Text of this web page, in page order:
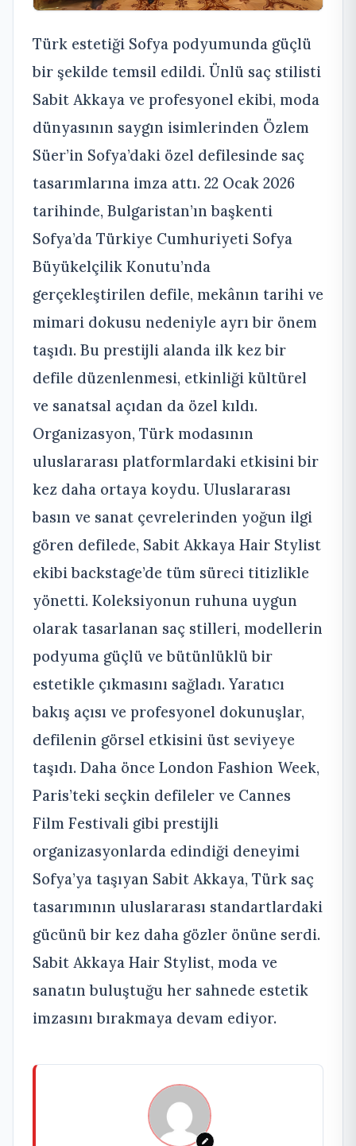
Türk estetiği Sofya podyumunda güçlü
bir şekilde temsil edildi. Ünlü saç stilisti
Sabit Akkaya ve profesyonel ekibi, moda
dünyasının saygın isimlerinden Özlem
Süer’in Sofya’daki özel defilesinde saç
tasarımlarına imza attı. 22 Ocak 2026
tarihinde, Bulgaristan’ın başkenti
Sofya’da Türkiye Cumhuriyeti Sofya
Büyükelçilik Konutu’nda
gerçekleştirilen defile, mekânın tarihi ve
mimari dokusu nedeniyle ayrı bir önem
taşıdı. Bu prestijli alanda ilk kez bir
defile düzenlenmesi, etkinliği kültürel
ve sanatsal açıdan da özel kıldı.
Organizasyon, Türk modasının
uluslararası platformlardaki etkisini bir
kez daha ortaya koydu. Uluslararası
basın ve sanat çevrelerinden yoğun ilgi
gören defilede, Sabit Akkaya Hair Stylist
ekibi backstage’de tüm süreci titizlikle
yönetti. Koleksiyonun ruhuna uygun
olarak tasarlanan saç stilleri, modellerin
podyuma güçlü ve bütünlüklü bir
estetikle çıkmasını sağladı. Yaratıcı
bakış açısı ve profesyonel dokunuşlar,
defilenin görsel etkisini üst seviyeye
taşıdı. Daha önce London Fashion Week,
Paris’teki seçkin defileler ve Cannes
Film Festivali gibi prestijli
organizasyonlarda edindiği deneyimi
Sofya’ya taşıyan Sabit Akkaya, Türk saç
tasarımının uluslararası standartlardaki
gücünü bir kez daha gözler önüne serdi.
Sabit Akkaya Hair Stylist, moda ve
sanatın buluştuğu her sahnede estetik
imzasını bırakmaya devam ediyor.